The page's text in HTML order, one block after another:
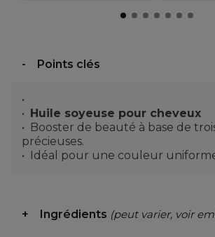
Points clés
Huile soyeuse pour cheveux
Booster de beauté à base de
précieuses.
Idéal pour une couleur
Ingrédients (peut varier, voir